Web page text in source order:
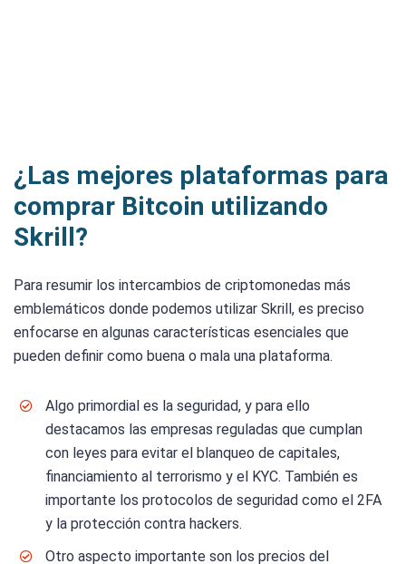
¿Las mejores plataformas para
comprar Bitcoin utilizando
Skrill?
Para resumir los intercambios de criptomonedas más
emblemáticos donde podemos utilizar Skrill, es preciso
enfocarse en algunas características esenciales que
pueden definir como buena o mala una plataforma.
Algo primordial es la seguridad, y para ello
destacamos las empresas reguladas que cumplan
con leyes para evitar el blanqueo de capitales,
financiamiento al terrorismo y el KYC. También es
importante los protocolos de seguridad como el 2FA
y la protección contra hackers.
Otro aspecto importante son los precios del